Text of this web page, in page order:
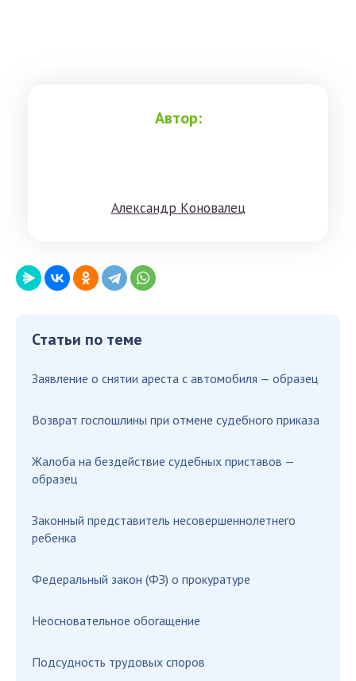
Автор:
Aлeксандр Кoнoвaлeц
Статьи по теме
Заявление о снятии ареста с автомобиля — образец
Возврат госпошлины при отмене судебного приказа
Жалоба на бездействие судебных приставов —
образец
Законный представитель несовершеннолетнего
ребенка
Федеральный закон (ФЗ) о прокуратуре
Неосновательное обогащение
Подсудность трудовых споров